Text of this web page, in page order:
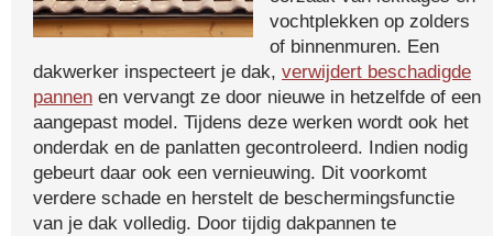
vochtplekken op zolders
of binnenmuren. Een
dakwerker inspecteert je dak, verwijdert beschadigde
pannen en vervangt ze door nieuwe in hetzelfde of een
aangepast model. Tijdens deze werken wordt ook het
onderdak en de panlatten gecontroleerd. Indien nodig
gebeurt daar ook een vernieuwing. Dit voorkomt
verdere schade en herstelt de beschermingsfunctie
van je dak volledig. Door tijdig dakpannen te